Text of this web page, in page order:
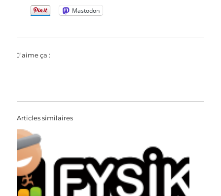
Mastodon
J’aime ça :
Articles similaires